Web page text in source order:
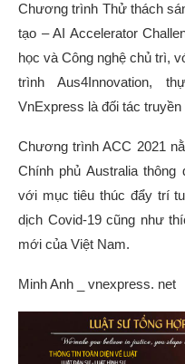
Chương trình Thử thách
tạo – AI Accelerator
học và Công nghệ chủ trì,
trình Aus4Innovation,
VnExpress là đối tác truyền
Chương trình ACC 2021
Chính phủ Australia thông
với mục tiêu thúc đẩy trí
dịch Covid-19 cũng như
mới của Việt Nam.
Minh Anh _ vnexpress. net